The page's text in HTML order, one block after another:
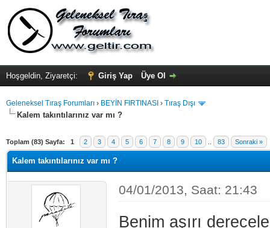
Hoşgeldin, Ziyaretçi: Giriş Yap Üye Ol
Geleneksel Tıraş Forumları › BEYİN FIRTINASI › Tıraş Dışı
Kalem takıntılarınız var mı ?
Toplam (83) Sayfa: 1 2 3 4 5 6 7 8 9 10 83 Sonraki »
Kalem takıntılarınız var mı ?
04/01/2013, Saat: 21:43
Benim aşırı